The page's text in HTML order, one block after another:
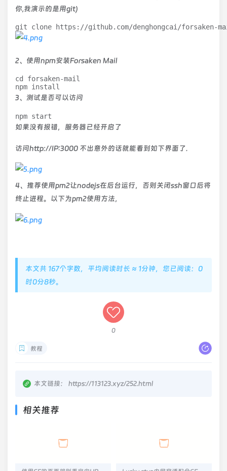
你,我演示的是用git)
git clone https://github.com/denghongcai/forsaken-
2、使用npm安装Forsaken Mail
cd forsaken-mail
npm install
3、测试是否可以访问
npm start
如果没有报错，服务器已经开启了
访问http://IP:3000 不出意外的话就能看到如下界面了.
4、推荐使用pm2让nodejs在后台运行，否则关闭ssh窗口后将
终止进程。以下为pm2使用方法，
本文共 167个字数，平均阅读时长 ≈ 1分钟，您已阅读：0
时0分8秒。
0
教程
本文链接： https://113123.xyz/252.html
相关推荐